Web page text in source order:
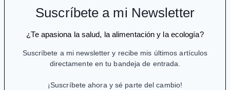
de
la
vacuna
papiloma
Suscríbete a mi Newsletter
¿Te apasiona la salud, la alimentación y la ecología?
Suscríbete a mi newsletter y recibe mis últimos artículos
directamente en tu bandeja de entrada.
¡Suscríbete ahora y sé parte del cambio!